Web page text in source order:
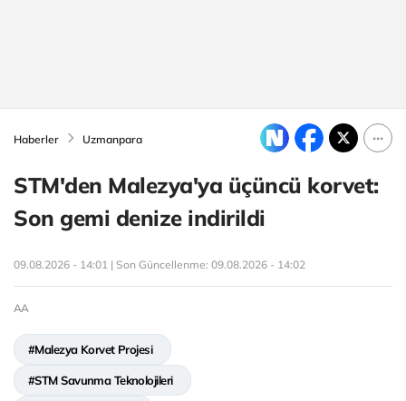
Haberler Uzmanpara
STM'den Malezya'ya üçüncü korvet:
Son gemi denize indirildi
09.08.2026 - 14:01 | Son Güncellenme: 09.08.2026 - 14:02
AA
#Malezya Korvet Projesi
#STM Savunma Teknolojileri